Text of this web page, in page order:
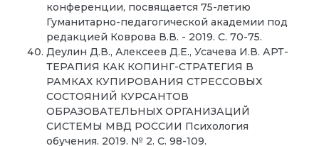
конференции, посвящается 75-летию
Гуманитарно-педагогической академии под
редакцией Коврова В.В. - 2019. С. 70-75.
Деулин Д.В., Алексеев Д.Е., Усачева И.В. АРТ-
ТЕРАПИЯ КАК КОПИНГ-СТРАТЕГИЯ В
РАМКАХ КУПИРОВАНИЯ СТРЕССОВЫХ
СОСТОЯНИЙ КУРСАНТОВ
ОБРАЗОВАТЕЛЬНЫХ ОРГАНИЗАЦИЙ
СИСТЕМЫ МВД РОССИИ Психология
обучения. 2019. № 2. С. 98-109.